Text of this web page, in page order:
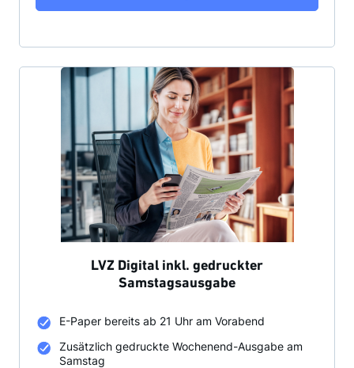
LVZ Digital inkl. gedruckter
Samstagsausgabe
E-Paper bereits ab 21 Uhr am Vorabend
Zusätzlich gedruckte Wochenend-Ausgabe am
Samstag